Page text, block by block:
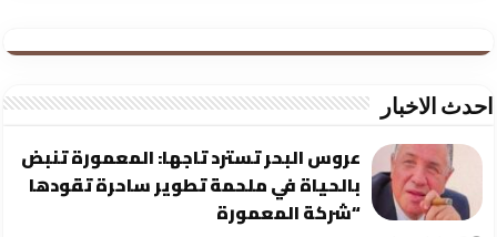
احدث الاخبار
عروس البحر تسترد تاجها: المعمورة تنبض
بالحياة في ملحمة تطوير ساحرة تقودها
“شركة المعمورة